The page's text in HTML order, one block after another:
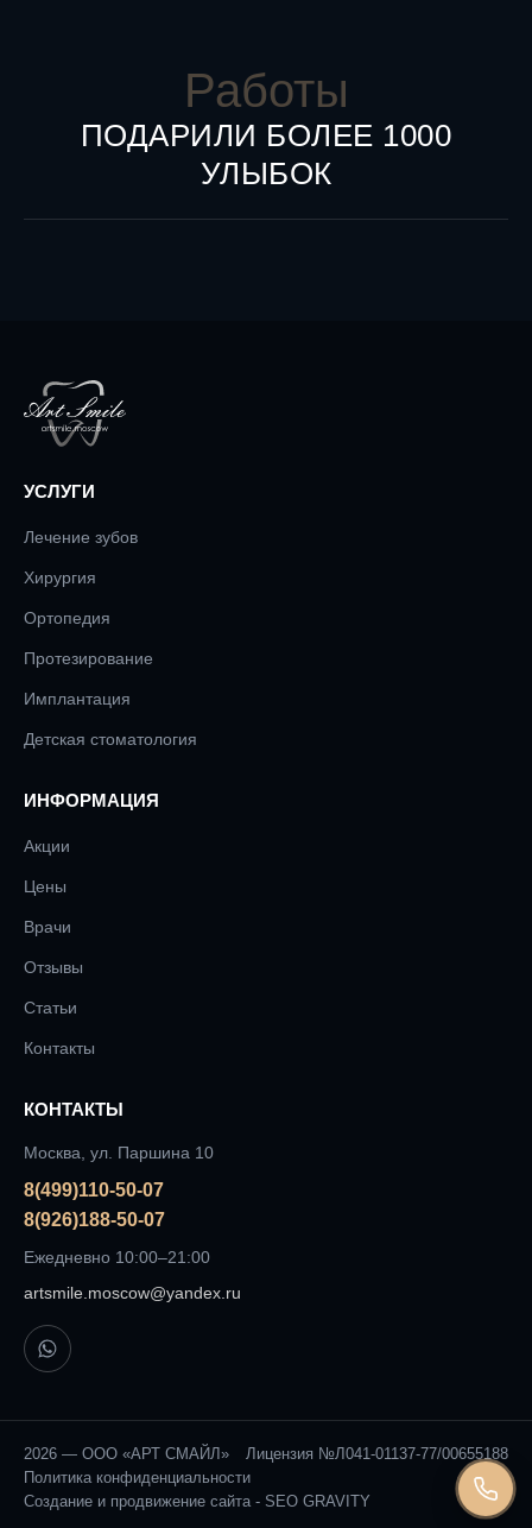
ПОДАРИЛИ БОЛЕЕ 1000
УЛЫБОК
Работы
УСЛУГИ
Лечение зубов
Хирургия
Ортопедия
Протезирование
Имплантация
Детская стоматология
ИНФОРМАЦИЯ
Акции
Цены
Врачи
Отзывы
Статьи
Контакты
КОНТАКТЫ
Москва, ул. Паршина 10
8(499)110-50-07
8(926)188-50-07
Ежедневно 10:00–21:00
artsmile.moscow@yandex.ru
2026 — ООО «АРТ СМАЙЛ»
Лицензия №Л041-01137-77/00655188
Политика конфиденциальности
Создание и продвижение сайта - SEO GRAVITY